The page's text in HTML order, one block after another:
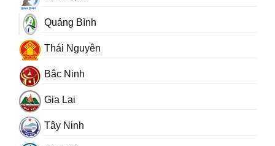
Quảng Bình
Thái Nguyên
Bắc Ninh
Gia Lai
Tây Ninh